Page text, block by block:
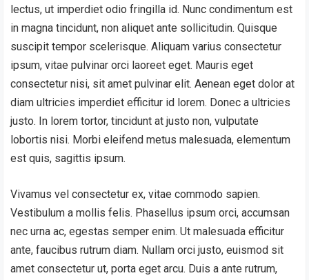
lectus, ut imperdiet odio fringilla id. Nunc condimentum est
in magna tincidunt, non aliquet ante sollicitudin. Quisque
suscipit tempor scelerisque. Aliquam varius consectetur
ipsum, vitae pulvinar orci laoreet eget. Mauris eget
consectetur nisi, sit amet pulvinar elit. Aenean eget dolor at
diam ultricies imperdiet efficitur id lorem. Donec a ultricies
justo. In lorem tortor, tincidunt at justo non, vulputate
lobortis nisi. Morbi eleifend metus malesuada, elementum
est quis, sagittis ipsum.
Vivamus vel consectetur ex, vitae commodo sapien.
Vestibulum a mollis felis. Phasellus ipsum orci, accumsan
nec urna ac, egestas semper enim. Ut malesuada efficitur
ante, faucibus rutrum diam. Nullam orci justo, euismod sit
amet consectetur ut, porta eget arcu. Duis a ante rutrum,